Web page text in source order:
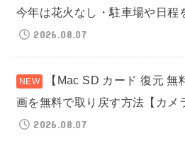
今年は花火なし・駐車場や日程
2026.08.07
【Mac SD カード 復元 無
画を無料で取り戻す方法【カメ
2026.08.07